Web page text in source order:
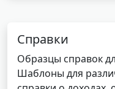
Справки
Образцы справок
Шаблоны для